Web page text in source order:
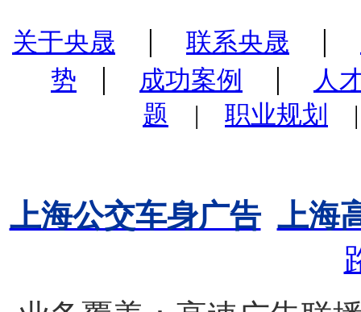
关于央晟 | 联系央晟 |
势
| 成功案例 |
人
题 | 职业规划
上海公交车身广告 上海